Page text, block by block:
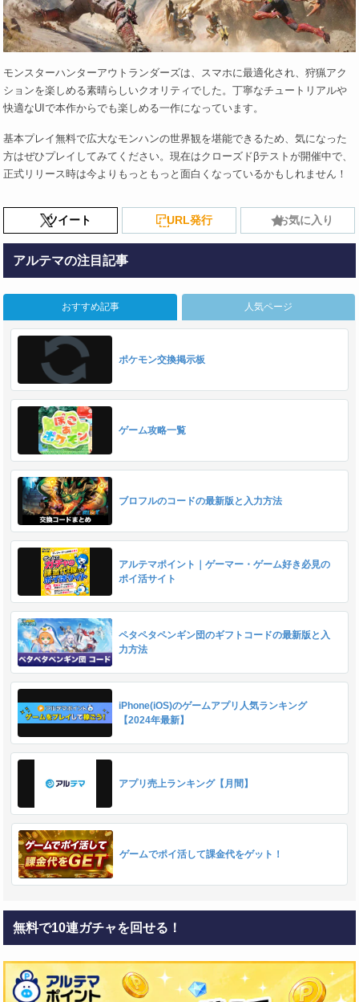
モンスターハンターアウトランダーズは、スマホに最適化され、狩猟アク
ションを楽しめる素晴らしいクオリティでした。丁寧なチュートリアルや
快適なUIで本作からでも楽しめる一作になっています。
基本プレイ無料で広大なモンハンの世界観を堪能できるため、気になった
方はぜひプレイしてみてください。現在はクローズドβテストが開催中で、
正式リリース時は今よりもっともっと面白くなっているかもしれません！
ツイート URL発行 お気に入り
アルテマの注目記事
おすすめ記事 人気ページ
ポケモン交換掲示板
ゲーム攻略一覧
ブロフルのコードの最新版と入力方法
アルテマポイント｜ゲーマー・ゲーム好き必見の
ポイ活サイト
ペタペタペンギン団のギフトコードの最新版と入
力方法
iPhone(iOS)のゲームアプリ人気ランキング
【2024年最新】
アプリ売上ランキング【月間】
ゲームでポイ活して課金代をゲット！
無料で10連ガチャを回せる！